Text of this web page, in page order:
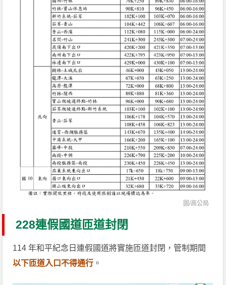
圖/高公局
228連假國道匝道封閉
114 年和平紀念日連假國道將實施匝道封閉，管制期間
以下匝道入口不得通行 。